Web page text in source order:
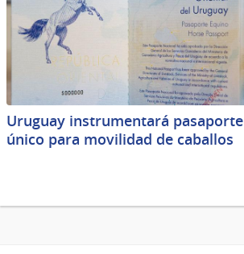
Uruguay instrumentará pasaporte
único para movilidad de caballos